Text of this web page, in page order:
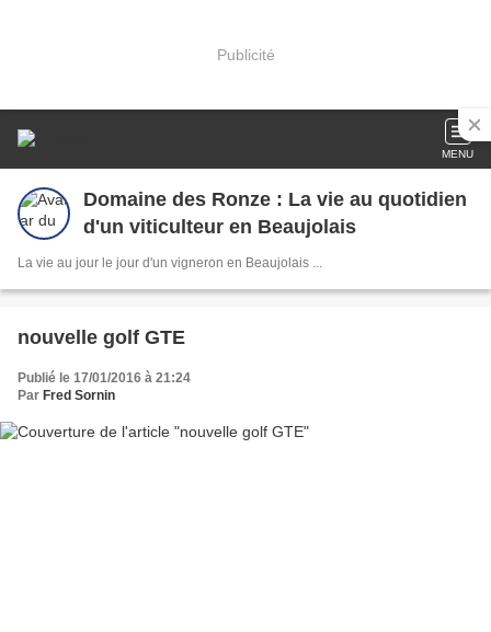
Publicité
MENU
Domaine des Ronze : La vie au quotidien
d'un viticulteur en Beaujolais
La vie au jour le jour d'un vigneron en Beaujolais ...
nouvelle golf GTE
Publié le 17/01/2016 à 21:24
Par Fred Sornin